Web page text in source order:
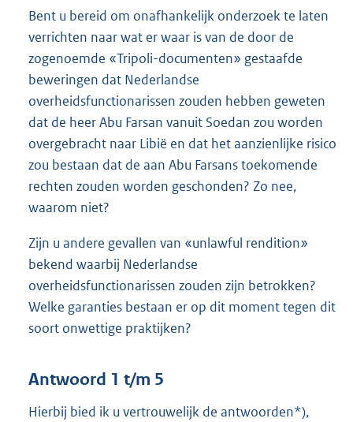
Bent u bereid om onafhankelijk onderzoek te laten
verrichten naar wat er waar is van de door de
zogenoemde «Tripoli-documenten» gestaafde
beweringen dat Nederlandse
overheidsfunctionarissen zouden hebben geweten
dat de heer Abu Farsan vanuit Soedan zou worden
overgebracht naar Libië en dat het aanzienlijke risico
zou bestaan dat de aan Abu Farsans toekomende
rechten zouden worden geschonden? Zo nee,
waarom niet?
Zijn u andere gevallen van «unlawful rendition»
bekend waarbij Nederlandse
overheidsfunctionarissen zouden zijn betrokken?
Welke garanties bestaan er op dit moment tegen dit
soort onwettige praktijken?
Antwoord 1 t/m 5
Hierbij bied ik u vertrouwelijk de antwoorden*),